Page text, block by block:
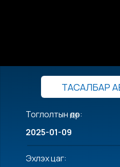
ТАСАЛБАР
Тоглолтын өдөр:
2025-01-09
Эхлэх цаг: